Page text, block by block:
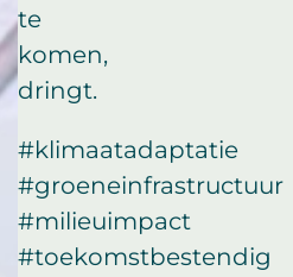
te
komen,
dringt.
#klimaatadaptatie
#groeneinfrastructuur
#milieuimpact
#toekomstbestendig